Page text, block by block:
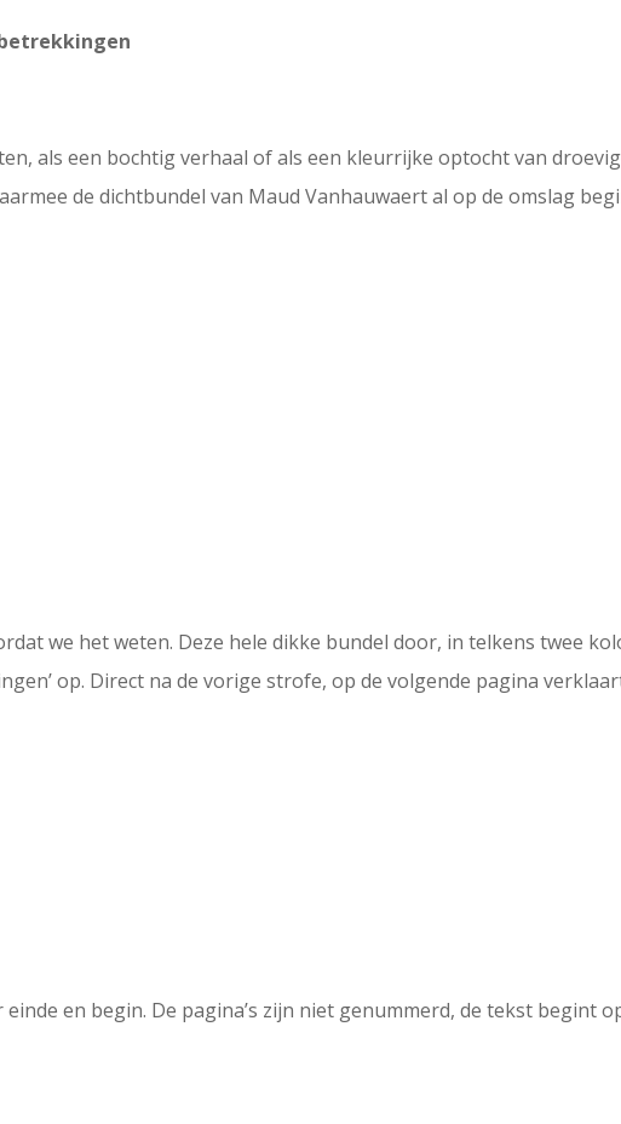
als een bochtig verhaal of als een kleurrijke optocht van
de dichtbundel van Maud Vanhauwaert al op de omslag
we het weten. Deze hele dikke bundel door, in telkens twee
op. Direct na de vorige strofe, op de volgende pagina
en begin. De pagina’s zijn niet genummerd, de tekst begint